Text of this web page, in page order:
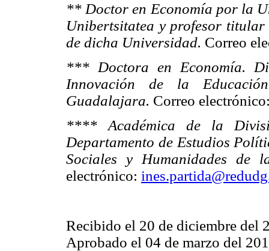
** Doctor en Economía por la
Unibertsitatea y profesor titular
de dicha Universidad. Correo
*** Doctora en Economía.
Innovación de la
Guadalajara. Correo
**** Académica de la
Departamento de Estudios
Sociales y Humanidades de
electrónico:
Recibido el 20 de diciembre del
Aprobado el 04 de marzo del